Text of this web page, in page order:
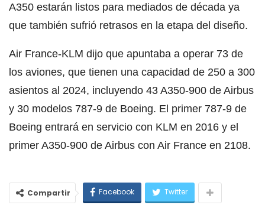
A350 estarán listos para mediados de década ya
que también sufrió retrasos en la etapa del diseño.
Air France-KLM dijo que apuntaba a operar 73 de
los aviones, que tienen una capacidad de 250 a 300
asientos al 2024, incluyendo 43 A350-900 de Airbus
y 30 modelos 787-9 de Boeing. El primer 787-9 de
Boeing entrará en servicio con KLM en 2016 y el
primer A350-900 de Airbus con Air France en 2108.
Compartir Facebook Twitter